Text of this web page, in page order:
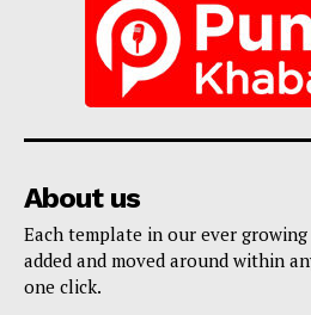
About us
Each template in our ever
added and moved around within
one click.